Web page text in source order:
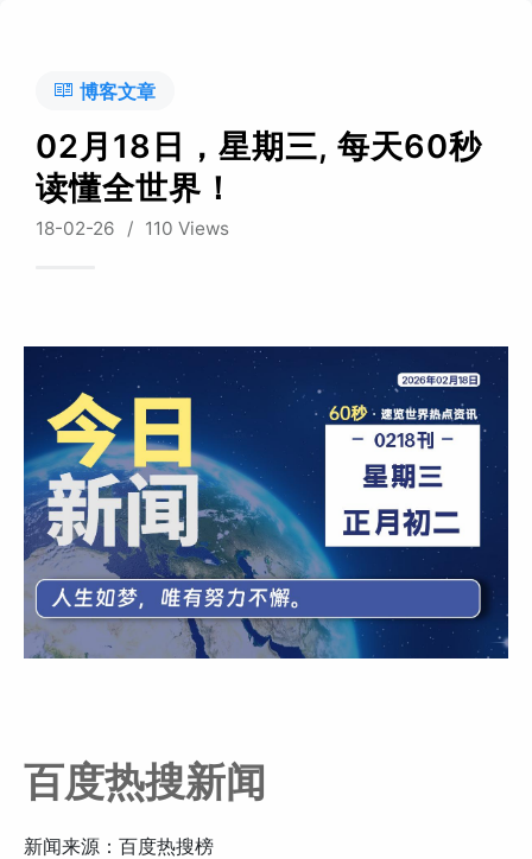
博客文章
02月18日，星期三, 每天60秒
读懂全世界！
18-02-26 / 110 Views
百度热搜新闻
新闻来源：百度热搜榜